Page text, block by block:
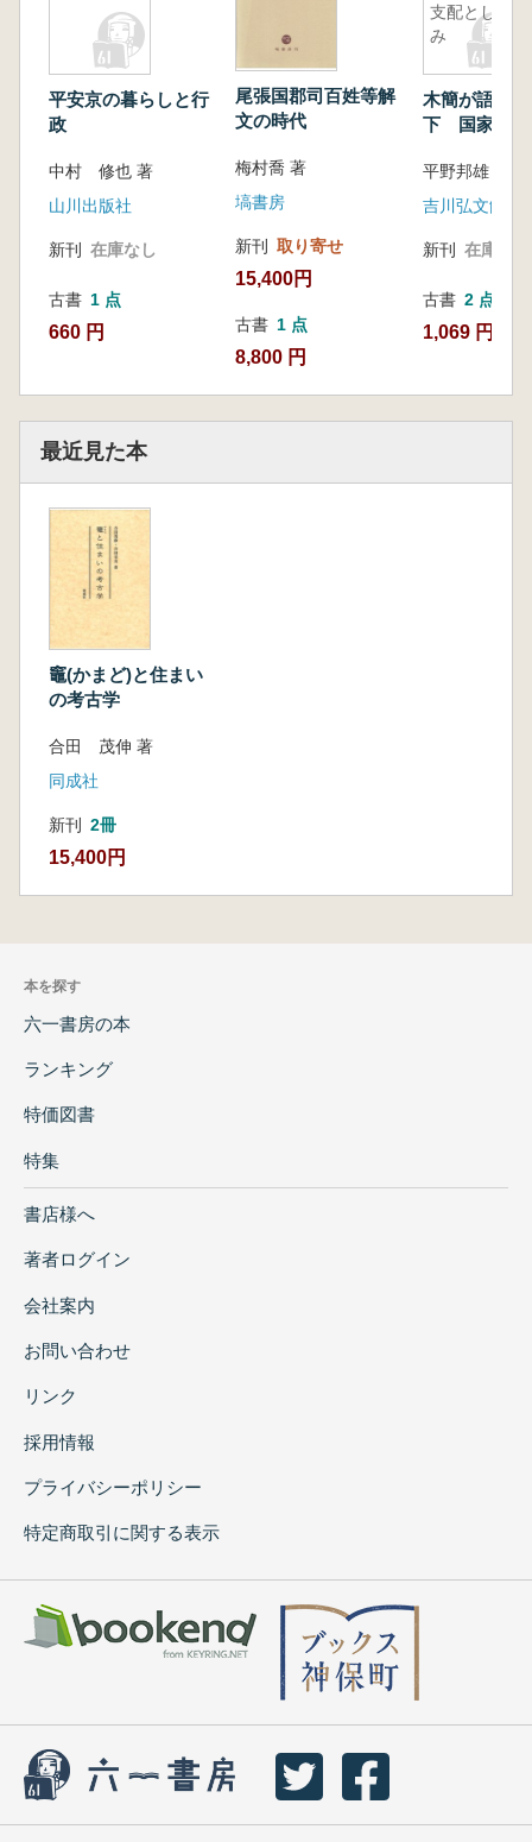
平安京の暮らしと行
政
中村 修也 著
山川出版社
新刊 在庫なし
古書 1 点
660 円
尾張国郡司百姓等解
文の時代
梅村喬 著
塙書房
新刊 取り寄せ
15,400円
古書 1 点
8,800 円
支配としく
み
木簡が語る
下 国家の支
平野邦雄 鈴木
吉川弘文館
新刊 在庫なし
古書 2 点
1,069 円~
最近見た本
竈(かまど)と住まい
の考古学
合田 茂伸 著
同成社
新刊 2冊
15,400円
本を探す
六一書房の本
ランキング
特価図書
特集
書店様へ
著者ログイン
会社案内
お問い合わせ
リンク
採用情報
プライバシーポリシー
特定商取引に関する表示